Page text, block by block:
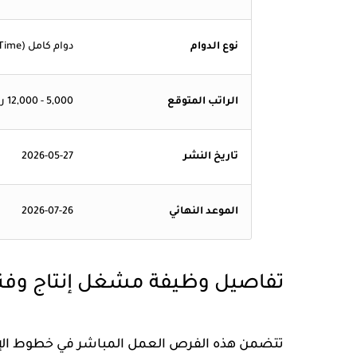
نوع الدوام دوام كامل (Full-Time)
الراتب المتوقع 5,000 - 12,000 ريال سعودي
تاريخ النشر 2026-05-27
الموعد النهائي 2026-07-26
تفاصيل وظيفة مشغل إنتاج
تتضمن هذه الفرص العمل المباشر في خطوط